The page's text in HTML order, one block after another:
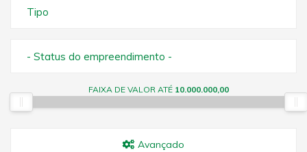
Tipo
- Status do empreendimento -
FAIXA DE VALOR ATÉ 10.000.000,00
Avançado